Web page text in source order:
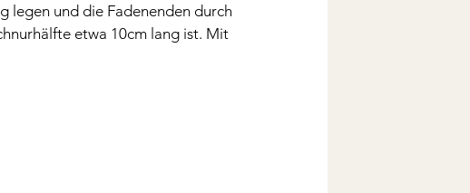
legen und die Fadenenden durch
etwa 10cm lang ist. Mit